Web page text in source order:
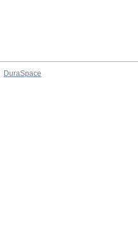
DuraSpace